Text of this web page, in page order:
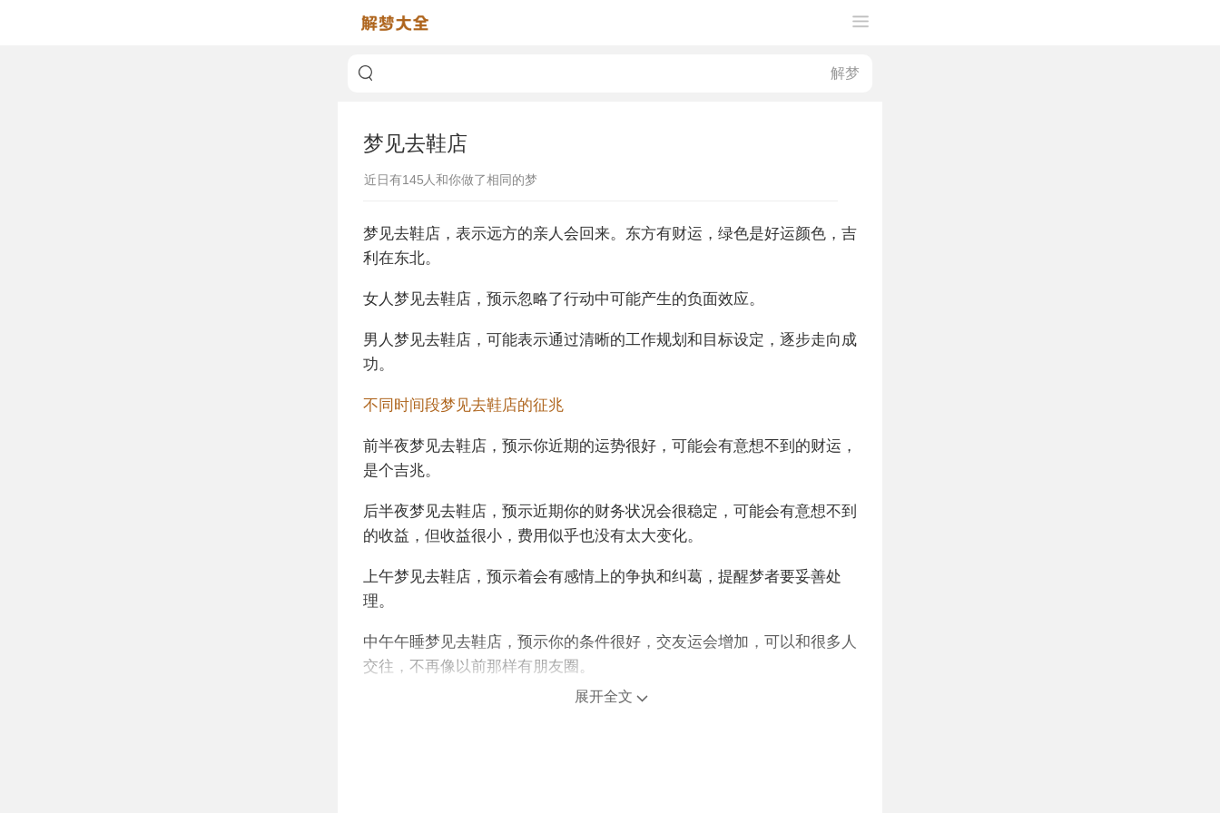
梦见去鞋店
近日有145人和你做了相同的梦
梦见去鞋店，表示远方的亲人会回来。东方有财运，绿色是好运颜色，吉
利在东北。
女人梦见去鞋店，预示忽略了行动中可能产生的负面效应。
男人梦见去鞋店，可能表示通过清晰的工作规划和目标设定，逐步走向成
功。
不同时间段梦见去鞋店的征兆
前半夜梦见去鞋店，预示你近期的运势很好，可能会有意想不到的财运，
是个吉兆。
后半夜梦见去鞋店，预示近期你的财务状况会很稳定，可能会有意想不到
的收益，但收益很小，费用似乎也没有太大变化。
上午梦见去鞋店，预示着会有感情上的争执和纠葛，提醒梦者要妥善处
理。
中午午睡梦见去鞋店，预示你的条件很好，交友运会增加，可以和很多人
交往，不再像以前那样有朋友圈。
下午梦见去鞋店，预示你近期的爱情运势会有所好转，一个月内可能会收
展开全文